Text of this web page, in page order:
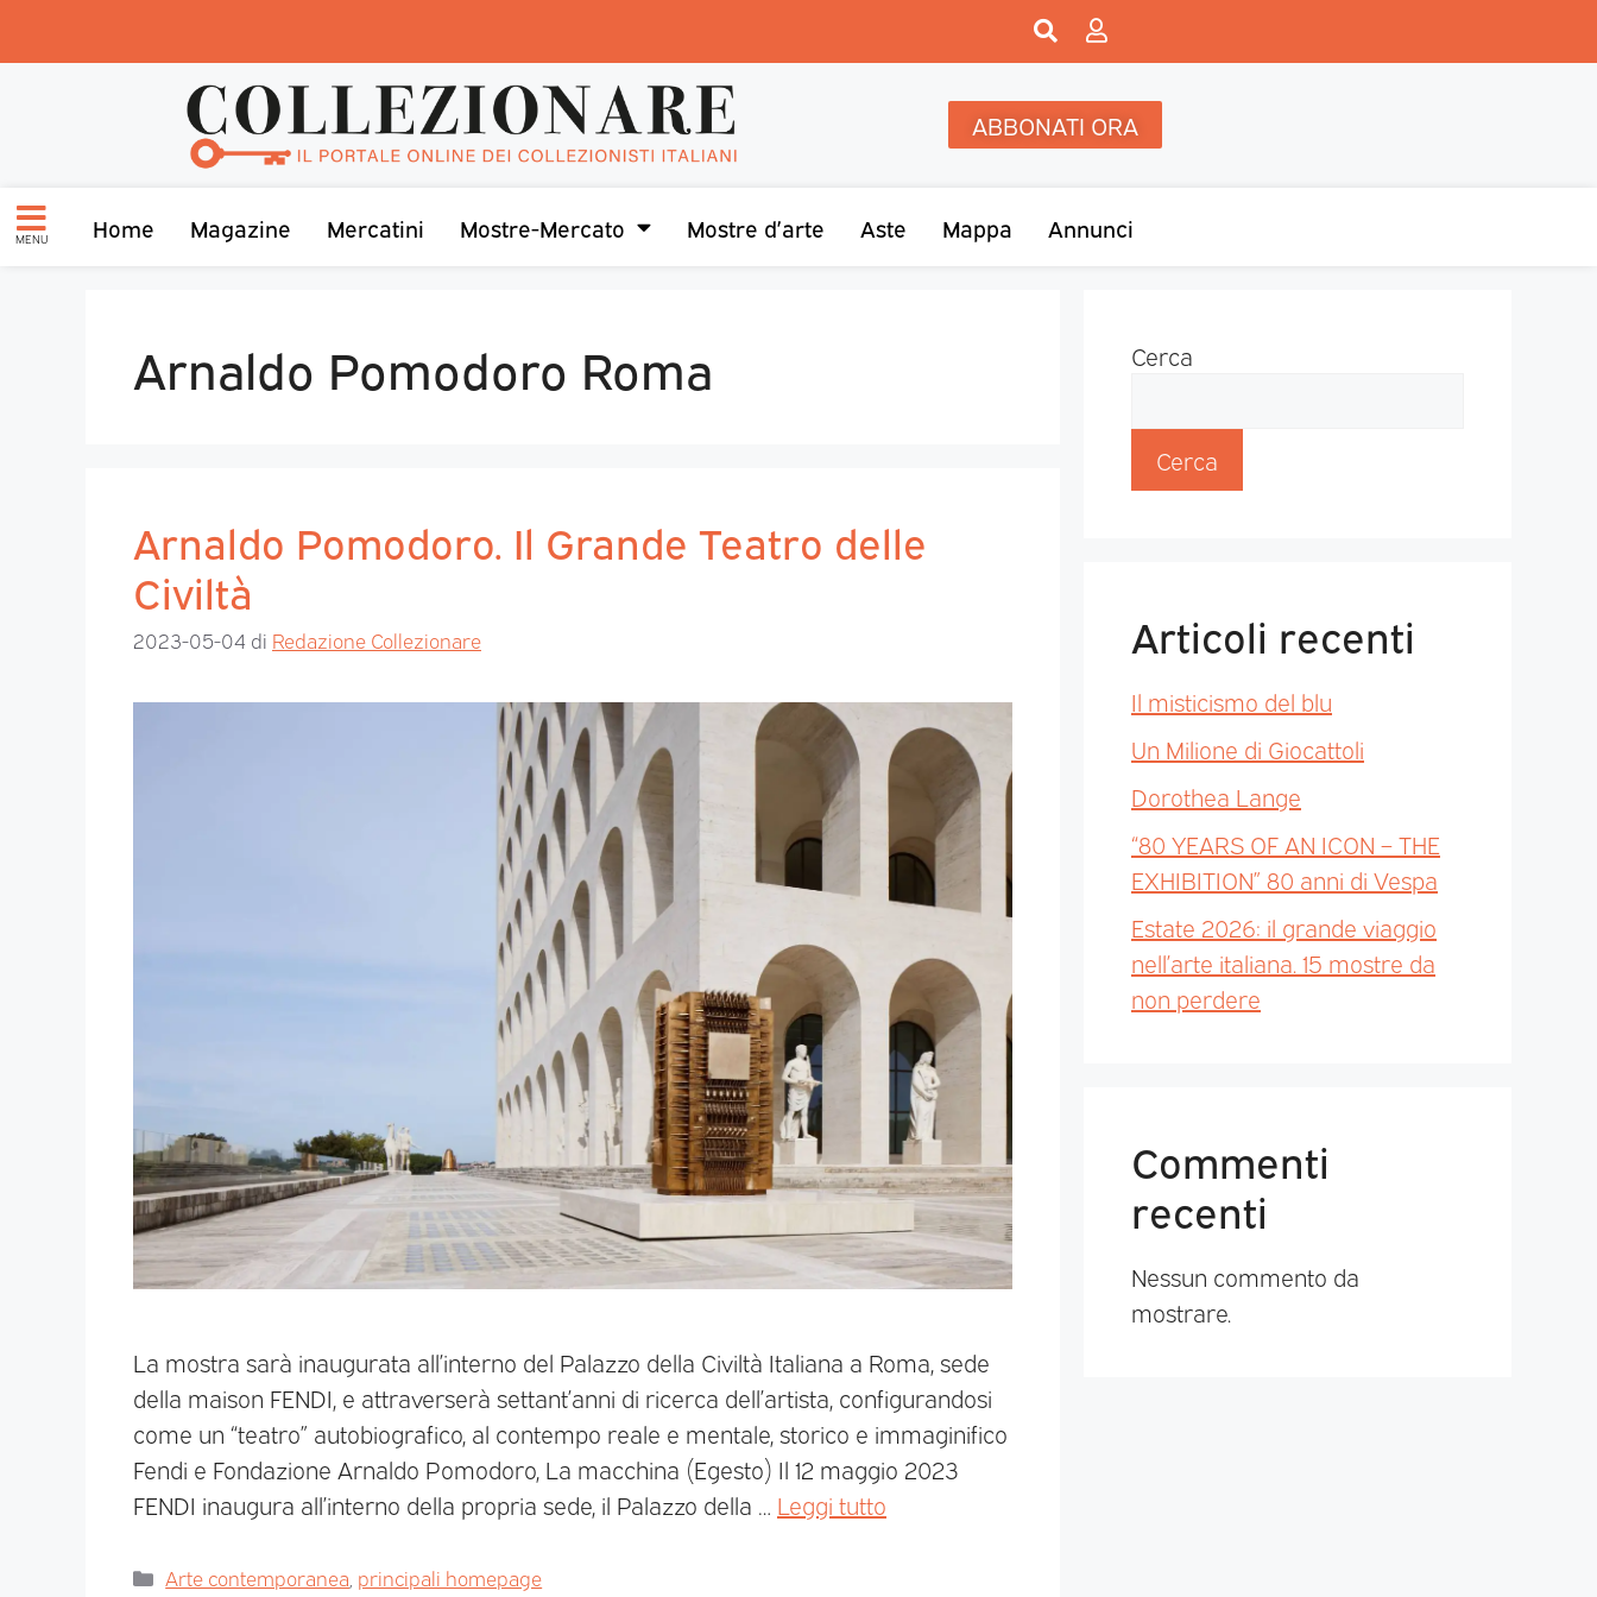
ABBONATI ORA
MENU Home Magazine Mercatini Mostre-Mercato Mostre d’arte Aste Mappa Annunci
Arnaldo Pomodoro Roma
Arnaldo Pomodoro. Il Grande Teatro delle
Civiltà
2023-05-04 di Redazione Collezionare
La mostra sarà inaugurata all’interno del Palazzo della Civiltà Italiana a Roma, sede
della maison FENDI, e attraverserà settant’anni di ricerca dell’artista, configurandosi
come un “teatro” autobiografico, al contempo reale e mentale, storico e immaginifico
Fendi e Fondazione Arnaldo Pomodoro, La macchina (Egesto) Il 12 maggio 2023
FENDI inaugura all’interno della propria sede, il Palazzo della … Leggi tutto
Arte contemporanea principali homepage
Cerca
Cerca
Articoli recenti
Il misticismo del blu
Un Milione di Giocattoli
Dorothea Lange
“80 YEARS OF AN ICON – THE
EXHIBITION” 80 anni di Vespa
Estate 2026: il grande viaggio
nell’arte italiana. 15 mostre da
non perdere
Commenti
recenti
Nessun commento da
mostrare.